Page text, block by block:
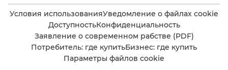
Условия использованияУведомление о файлах cookie
ДоступностьКонфиденциальность
Заявление о современном рабстве (PDF)
Потребитель: где купитьБизнес: где купить
Параметры файлов cookie